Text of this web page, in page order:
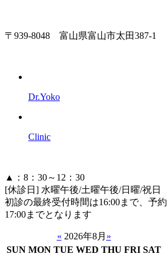
〒939-8048 富山県富山市太田387-1
Dr.Yoko
Clinic
▲：8：30～12：30
[休診日] 水曜午後/土曜午後/日曜/祝日
初診の最終受付時間は16:00まで、予
17:00までとなります
« 2026年8月 »
SUN MON TUE WED THU FRI SAT